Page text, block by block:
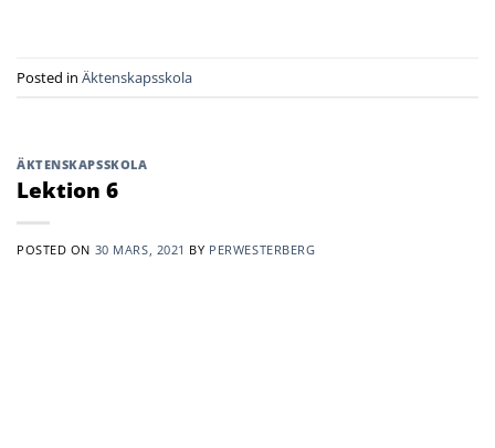
Posted in Äktenskapsskola
ÄKTENSKAPSSKOLA
Lektion 6
POSTED ON 30 MARS, 2021 BY PERWESTERBERG